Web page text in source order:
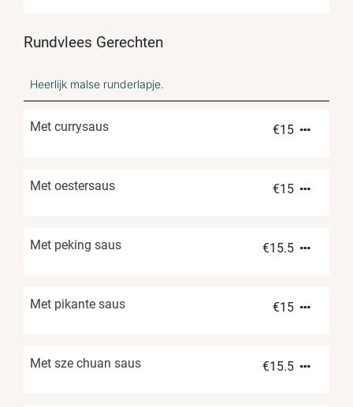
Rundvlees Gerechten
Heerlijk malse runderlapje.
Met currysaus €15
Met oestersaus €15
Met peking saus €15.5
Met pikante saus €15
Met sze chuan saus €15.5